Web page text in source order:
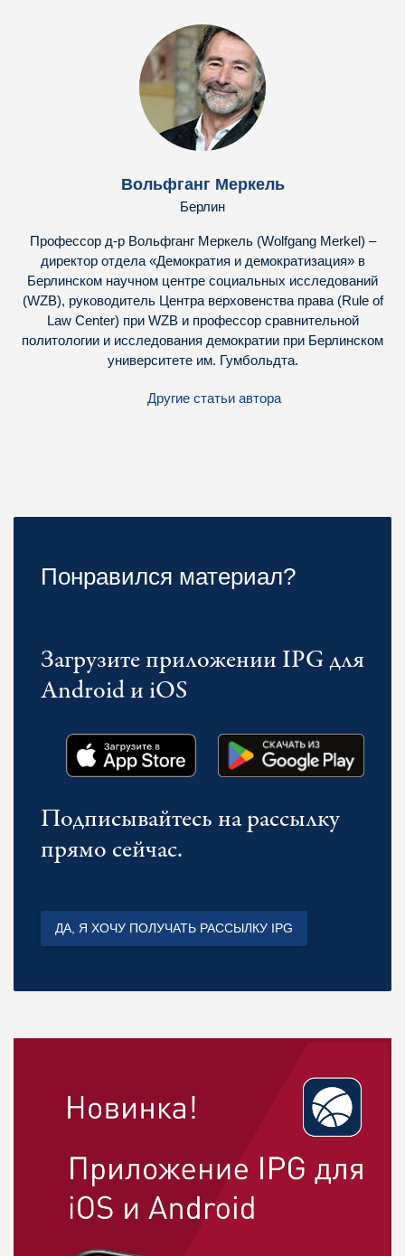
Вольфганг Меркель
Берлин
Профессор д-р Вольфганг Меркель (Wolfgang Merkel) –
директор отдела «Демократия и демократизация» в
Берлинском научном центре социальных исследований
(WZB), руководитель Центра верховенства права (Rule of
Law Center) при WZB и профессор сравнительной
политологии и исследования демократии при Берлинском
университете им. Гумбольдта.
Другие статьи автора
Понравился материал?
Загрузите приложении IPG для
Android и iOS
Подписывайтесь на рассылку
прямо сейчас.
ДА, Я ХОЧУ ПОЛУЧАТЬ РАССЫЛКУ IPG